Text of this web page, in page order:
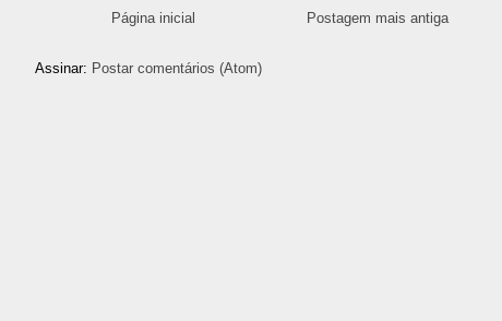
Postagem mais antiga
Página inicial
Assinar: Postar comentários (Atom)